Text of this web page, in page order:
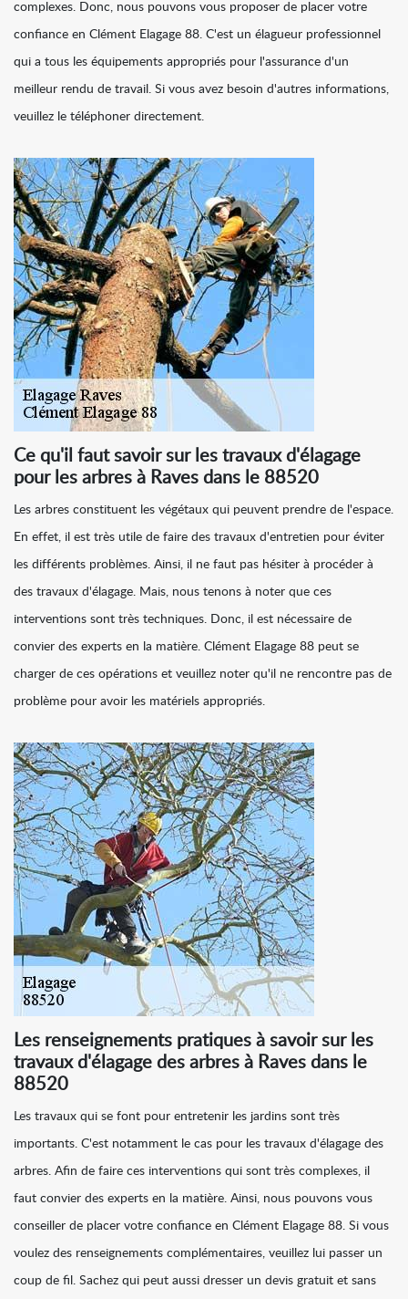
complexes. Donc, nous pouvons vous proposer de placer votre
confiance en Clément Elagage 88. C'est un élagueur professionnel
qui a tous les équipements appropriés pour l'assurance d'un
meilleur rendu de travail. Si vous avez besoin d'autres informations,
veuillez le téléphoner directement.
Ce qu'il faut savoir sur les travaux d'élagage
pour les arbres à Raves dans le 88520
Les arbres constituent les végétaux qui peuvent prendre de l'espace.
En effet, il est très utile de faire des travaux d'entretien pour éviter
les différents problèmes. Ainsi, il ne faut pas hésiter à procéder à
des travaux d'élagage. Mais, nous tenons à noter que ces
interventions sont très techniques. Donc, il est nécessaire de
convier des experts en la matière. Clément Elagage 88 peut se
charger de ces opérations et veuillez noter qu'il ne rencontre pas de
problème pour avoir les matériels appropriés.
Les renseignements pratiques à savoir sur les
travaux d'élagage des arbres à Raves dans le
88520
Les travaux qui se font pour entretenir les jardins sont très
importants. C'est notamment le cas pour les travaux d'élagage des
arbres. Afin de faire ces interventions qui sont très complexes, il
faut convier des experts en la matière. Ainsi, nous pouvons vous
conseiller de placer votre confiance en Clément Elagage 88. Si vous
voulez des renseignements complémentaires, veuillez lui passer un
coup de fil. Sachez qui peut aussi dresser un devis gratuit et sans